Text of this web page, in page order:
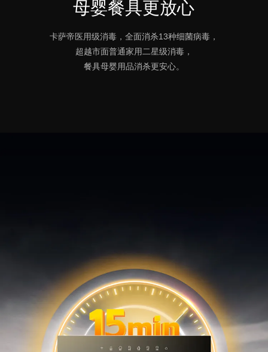
母婴餐具更放心
卡萨帝医用级消毒，全面消杀13种细菌病毒，
超越市面普通家用二星级消毒，
餐具母婴用品消杀更安心。